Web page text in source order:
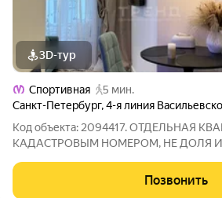
3D-тур
Спортивная
5 мин.
Санкт-Петербург,4-я линия
Код объекта: 2094417. ОТДЕЛЬНАЯ
КАДАСТРОВЫМ НОМЕРОМ, НЕ ДОЛЯ
дизайнерским ремонтом. Прекрасный
квартиры для студента. Оформлена под
Позвонить